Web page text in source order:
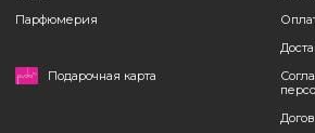
Парфюмерия
Подарочная карта